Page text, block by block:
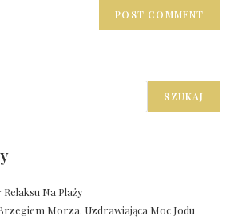
SZUKAJ
Na Plaży
Morza. Uzdrawiająca Moc Jodu